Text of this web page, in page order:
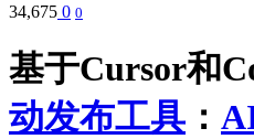
34,675 0 0
基于Cursor和
动发布工具 ：